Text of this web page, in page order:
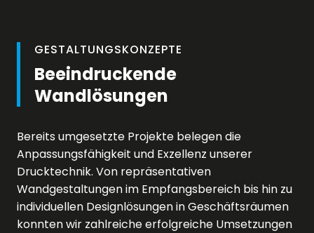
GESTALTUNGSKONZEPTE
Beeindruckende
Wandlösungen
Bereits umgesetzte Projekte belegen die
Anpassungsfähigkeit und Exzellenz unserer
Drucktechnik. Von repräsentativen
Wandgestaltungen im Empfangsbereich bis hin zu
individuellen Designlösungen in Geschäftsräumen
konnten wir zahlreiche erfolgreiche Umsetzungen